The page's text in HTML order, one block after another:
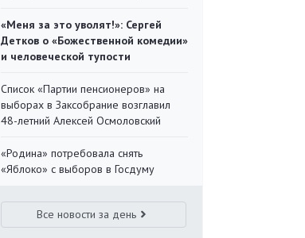
«Меня за это уволят!»: Сергей
Детков о «Божественной комедии»
и человеческой тупости
Список «Партии пенсионеров» на
выборах в Заксобрание возглавил
48-летний Алексей Осмоловский
«Родина» потребовала снять
«Яблоко» с выборов в Госдуму
Все новости за день